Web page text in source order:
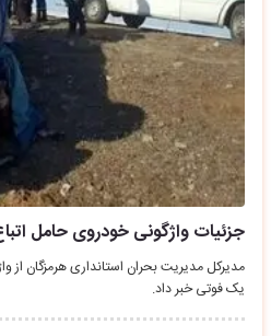
جزئیات واژگونی خودروی حامل
مدیرکل مدیریت بحران استانداری هرمزگان از
یک فوتی خبر داد.